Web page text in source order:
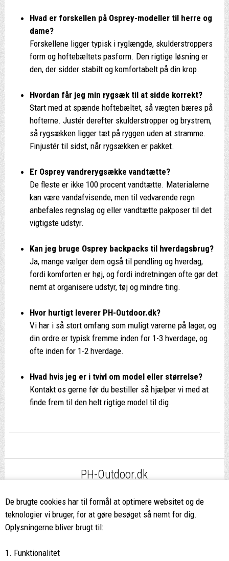
De brugte cookies har til formål at optimere websitet og de
teknologier vi bruger, for at gøre besøget så nemt for dig.
Oplysningerne bliver brugt til:
1. Funktionalitet
Hvad er forskellen på Osprey-modeller til herre og
dame?
Forskellene ligger typisk i ryglængde, skulderstroppers
form og hoftebæltets pasform. Den rigtige løsning er
den, der sidder stabilt og komfortabelt på din krop.
Hvordan får jeg min rygsæk til at sidde korrekt?
Start med at spænde hoftebæltet, så vægten bæres på
hofterne. Justér derefter skulderstropper og brystrem,
så rygsækken ligger tæt på ryggen uden at stramme.
Finjustér til sidst, når rygsækken er pakket.
Er Osprey vandrerygsække vandtætte?
De fleste er ikke 100 procent vandtætte. Materialerne
kan være vandafvisende, men til vedvarende regn
anbefales regnslag og eller vandtætte pakposer til det
vigtigste udstyr.
Kan jeg bruge Osprey backpacks til hverdagsbrug?
Ja, mange vælger dem også til pendling og hverdag,
fordi komforten er høj, og fordi indretningen ofte gør det
nemt at organisere udstyr, tøj og mindre ting.
Hvor hurtigt leverer PH-Outdoor.dk?
Vi har i så stort omfang som muligt varerne på lager, og
din ordre er typisk fremme inden for 1-3 hverdage, og
ofte inden for 1-2 hverdage.
Hvad hvis jeg er i tvivl om model eller størrelse?
Kontakt os gerne før du bestiller så hjælper vi med at
finde frem til den helt rigtige model til dig.
PH-Outdoor.dk
ved køb over 499,-*
8662 2113